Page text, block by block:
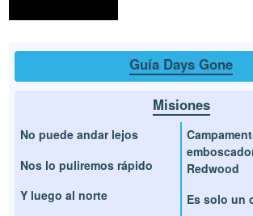
Guía Days Gone
Misiones
No puede andar lejos
Nos lo puliremos rápido
Y luego al norte
Redwood
Es solo un